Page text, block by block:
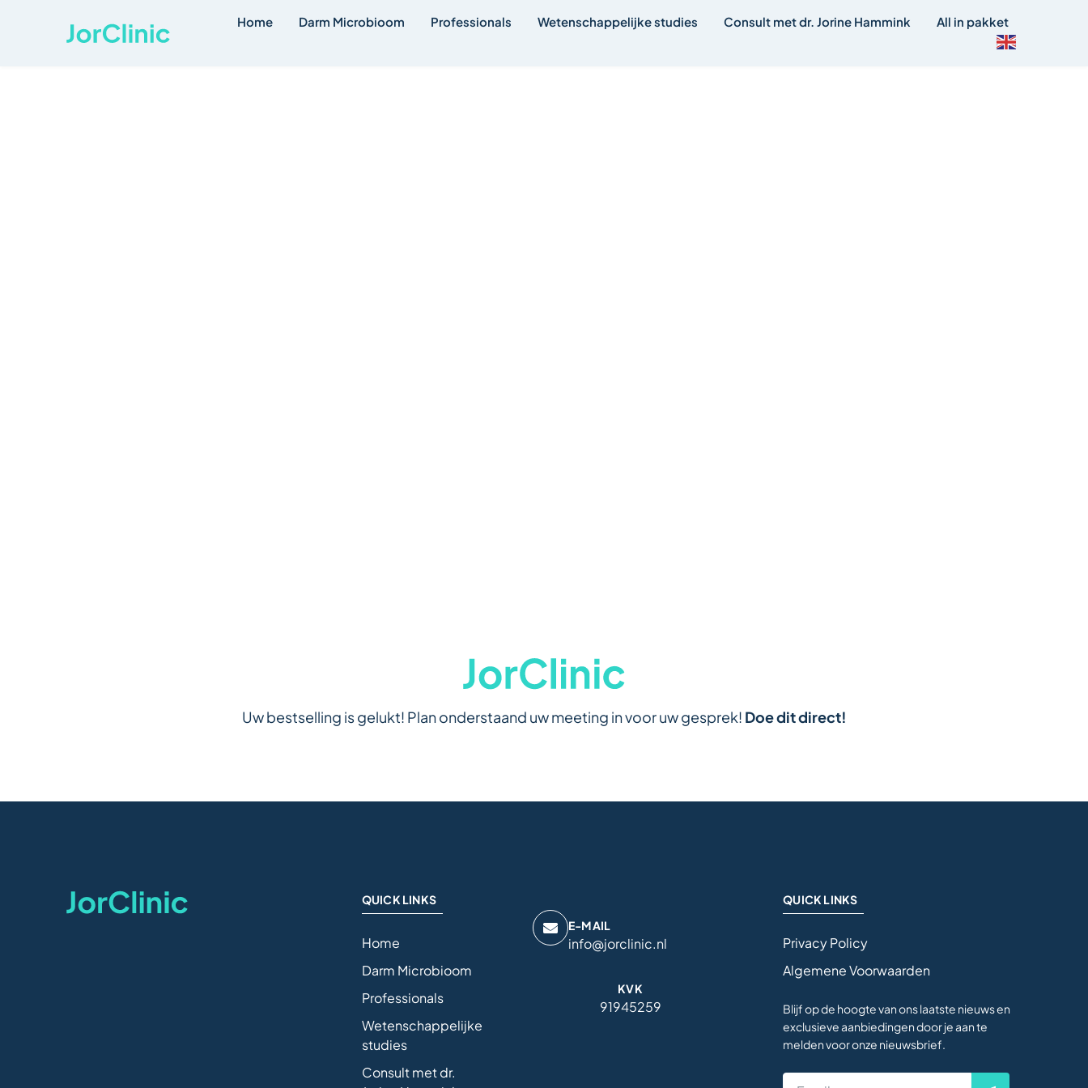
Home Darm Microbioom Professionals Wetenschappelijke studies Consult met dr. Jorine Hammink All in pakket
Uw bestselling is gelukt! Plan onderstaand uw meeting in voor uw gesprek! Doe dit direct!
QUICK LINKS
Home
Darm Microbioom
Professionals
Wetenschappelijke
studies
Consult met dr.
E-MAIL
info@jorclinic.nl
KVK
91945259
QUICK LINKS
Privacy Policy
Algemene Voorwaarden
Blijf op de hoogte van ons laatste nieuws en
exclusieve aanbiedingen door je aan te
melden voor onze nieuwsbrief.